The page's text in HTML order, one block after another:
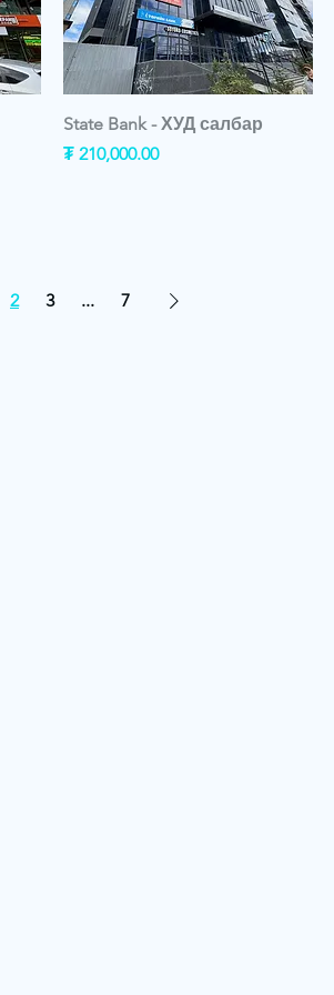
State Bank - ХУД салбар
Price
₮ 210,000.00
2 3 ... 7